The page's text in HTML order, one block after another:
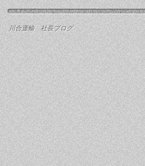
川合運輸 社長ブログ